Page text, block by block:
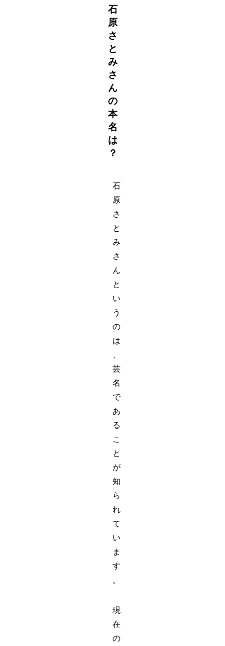
石
原
さ
と
み
さ
ん
の
本
名
は
？
石
原
さ
と
み
さ
ん
と
い
う
の
は
芸
名
で
あ
る
こ
と
が
知
ら
れ
て
い
ま
す
。
現
在
の